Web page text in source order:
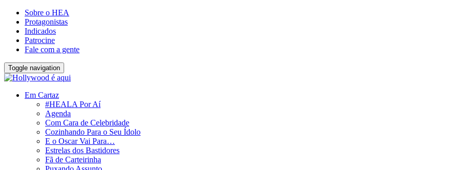
Sobre o HEA
Protagonistas
Indicados
Patrocine
Fale com a gente
Toggle navigation
Em Cartaz
#HEALA Por Aí
Agenda
Com Cara de Celebridade
Cozinhando Para o Seu Ídolo
E o Oscar Vai Para…
Estrelas dos Bastidores
Fã de Carteirinha